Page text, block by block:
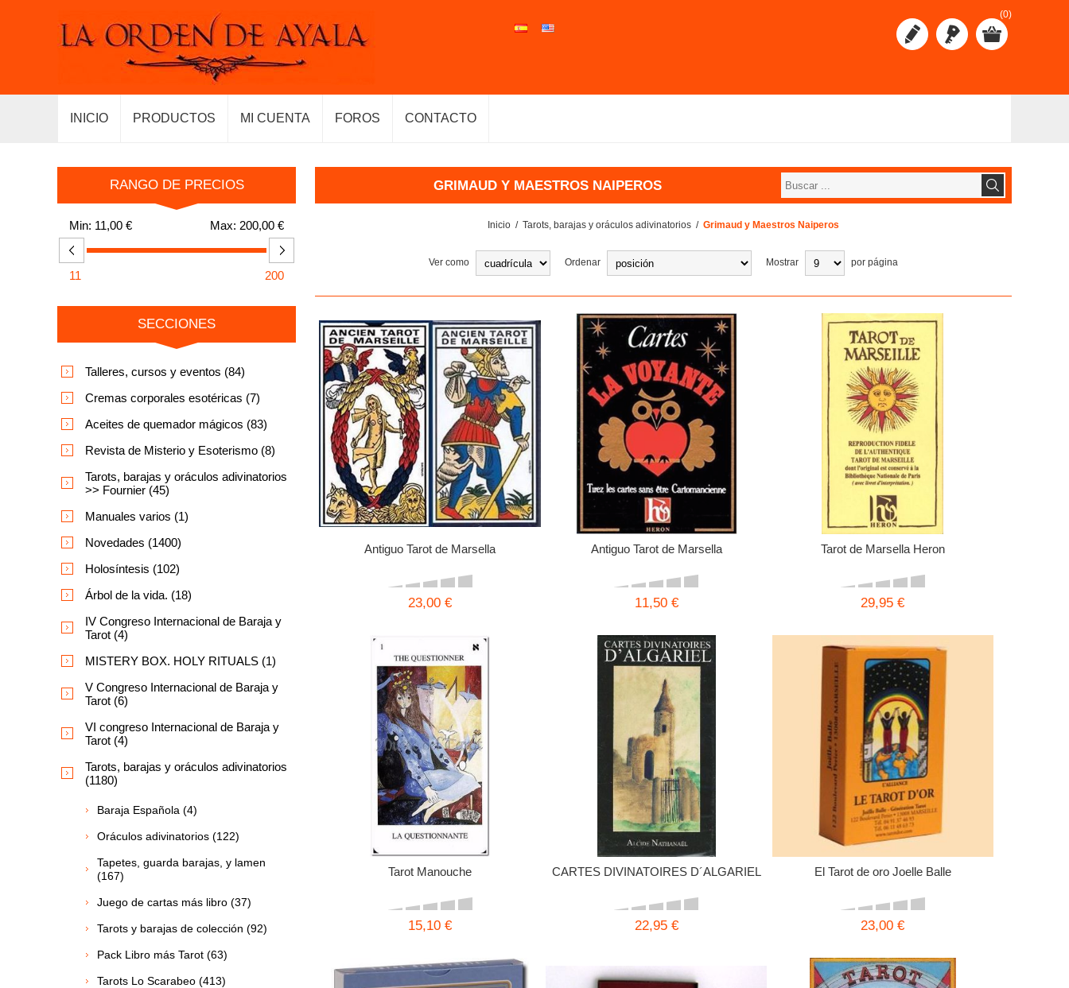
(0)
INICIO PRODUCTOS MI CUENTA FOROS CONTACTO
GRIMAUD Y MAESTROS NAIPEROS
Inicio / Tarots, barajas y oráculos adivinatorios / Grimaud y Maestros Naiperos
Ver como Ordenar Mostrar por página
Antiguo Tarot de Marsella
23,00 €
Antiguo Tarot de Marsella
11,50 €
Tarot de Marsella Heron
29,95 €
Tarot Manouche
15,10 €
CARTES DIVINATOIRES D´ALGARIEL
22,95 €
El Tarot de oro Joelle Balle
23,00 €
RANGO DE PRECIOS
Min: 11,00 € Max: 200,00 €
11 200
SECCIONES
Talleres, cursos y eventos (84)
Cremas corporales esotéricas (7)
Aceites de quemador mágicos (83)
Revista de Misterio y Esoterismo (8)
Tarots, barajas y oráculos adivinatorios
>> Fournier (45)
Manuales varios (1)
Novedades (1400)
Holosíntesis (102)
Árbol de la vida. (18)
IV Congreso Internacional de Baraja y
Tarot (4)
MISTERY BOX. HOLY RITUALS (1)
V Congreso Internacional de Baraja y
Tarot (6)
VI congreso Internacional de Baraja y
Tarot (4)
Tarots, barajas y oráculos adivinatorios
(1180)
Baraja Española (4)
Oráculos adivinatorios (122)
Tapetes, guarda barajas, y lamen
(167)
Juego de cartas más libro (37)
Tarots y barajas de colección (92)
Pack Libro más Tarot (63)
Tarots Lo Scarabeo (413)